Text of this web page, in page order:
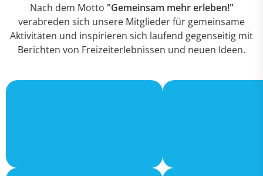
Nach dem Motto "Gemeinsam mehr erleben!"
verabreden sich unsere Mitglieder für gemeinsame
Aktivitäten und inspirieren sich laufend gegenseitig mit
Berichten von Freizeiterlebnissen und neuen Ideen.